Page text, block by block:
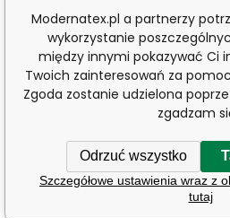
Modernatex.pl a partnerzy
wykorzystanie
między innymi pokazywać Ci
Twoich zainteresowań za
Zgoda zostanie udzielona
zgadzam
Odrzuć wszystko
Szczegółowe ustawienia wraz z
tutaj